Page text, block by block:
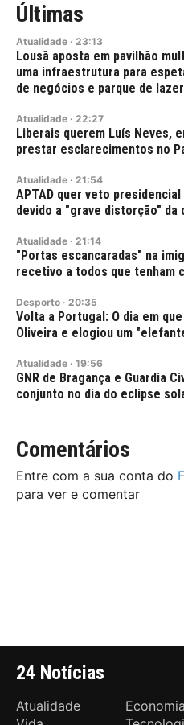
Últimas
Atualidade · 23:13
Lousã aposta em pavilhão
uma infraestrutura para
de negócios e parque de lazer
Atualidade · 22:27
Liberais querem Luís Neves,
prestar esclarecimentos no
Atualidade · 21:54
APTAD quer veto
devido a "grave distorção"
Atualidade · 21:14
"Portas escancaradas" na
recetivo a todos que tenham
Desporto · 20:35
Volta a Portugal: O dia em
Oliveira e elogiou um
Atualidade · 19:56
GNR de Bragança e Guardia
conjunto no dia do eclipse
Comentários
Entre com a sua conta do
para ver e comentar
24 Notícias
Atualidade Economia